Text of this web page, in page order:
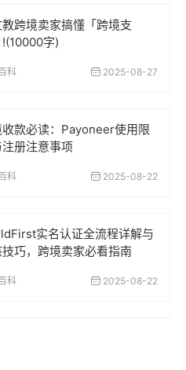
跨境卖家搞懂「跨境支
字)
科 2025-08-27
收款必读：Payoneer使用限
册注意事项
科 2025-08-22
实名认证全流程详解与
技巧，跨境卖家必看指南
科 2025-08-22